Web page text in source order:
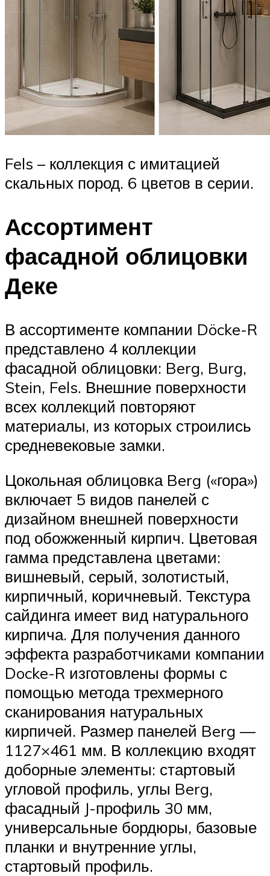
Fels – коллекция с имитацией
скальных пород. 6 цветов в серии.
Ассортимент
фасадной облицовки
Деке
В ассортименте компании Döcke-R
представлено 4 коллекции
фасадной облицовки: Berg, Burg,
Stein, Fels. Внешние поверхности
всех коллекций повторяют
материалы, из которых строились
средневековые замки.
Цокольная облицовка Berg («гора»)
включает 5 видов панелей с
дизайном внешней поверхности
под обожженный кирпич. Цветовая
гамма представлена цветами:
вишневый, серый, золотистый,
кирпичный, коричневый. Текстура
сайдинга имеет вид натурального
кирпича. Для получения данного
эффекта разработчиками компании
Docke-R изготовлены формы с
помощью метода трехмерного
сканирования натуральных
кирпичей. Размер панелей Berg —
1127×461 мм. В коллекцию входят
доборные элементы: стартовый
угловой профиль, углы Berg,
фасадный J-профиль 30 мм,
универсальные бордюры, базовые
планки и внутренние углы,
стартовый профиль.